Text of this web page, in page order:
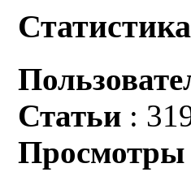
Статистика
Статьи :
Просмотры